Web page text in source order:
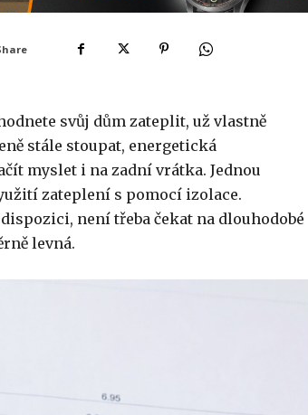
svůj dům zateplit, už vlastně
stále stoupat, energetická
myslet i na zadní vrátka. Jednou
zateplení s pomocí izolace.
není třeba čekat na dlouhodobé
levná.